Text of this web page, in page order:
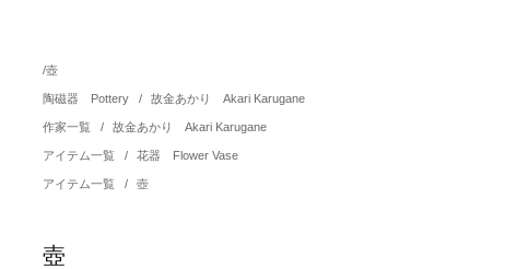
/壺
陶磁器 Pottery / 故金あかり Akari Karugane
作家一覧 / 故金あかり Akari Karugane
アイテム一覧 / 花器 Flower Vase
アイテム一覧 / 壺
壺